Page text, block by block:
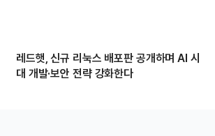
레드햇, 신규 리눅스 배포판 공개하며 AI 시
대 개발·보안 전략 강화한다